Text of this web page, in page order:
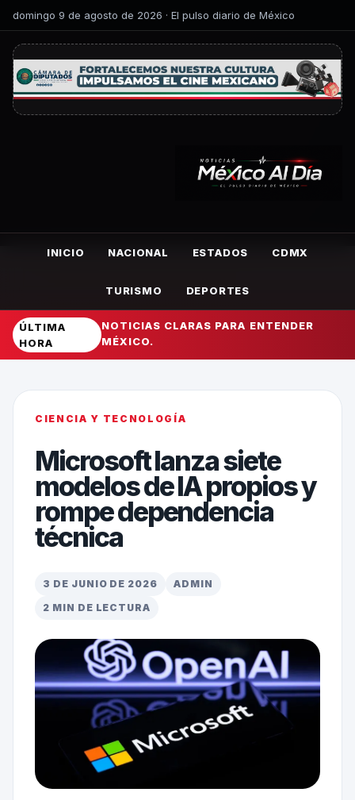
domingo 9 de agosto de 2026 · El pulso diario de México
INICIO NACIONAL ESTADOS CDMX
TURISMO DEPORTES
ÚLTIMA
HORA
NOTICIAS CLARAS PARA ENTENDER
MÉXICO.
CIENCIA Y TECNOLOGÍA
Microsoft lanza siete
modelos de IA propios y
rompe dependencia
técnica
3 DE JUNIO DE 2026
ADMIN
2 MIN DE LECTURA